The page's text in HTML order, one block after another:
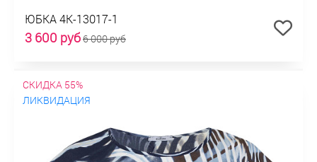
ЮБКА 4К-13017-1
3 600 руб6 000 руб
СКИДКА 55%
ЛИКВИДАЦИЯ